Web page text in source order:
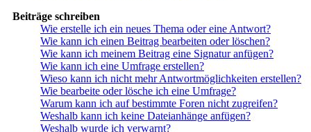
Beiträge schreiben
Wie erstelle ich ein neues Thema oder eine Antwort?
Wie kann ich einen Beitrag bearbeiten oder löschen?
Wie kann ich meinem Beitrag eine Signatur anfügen?
Wie kann ich eine Umfrage erstellen?
Wieso kann ich nicht mehr Antwortmöglichkeiten erstellen?
Wie bearbeite oder lösche ich eine Umfrage?
Warum kann ich auf bestimmte Foren nicht zugreifen?
Weshalb kann ich keine Dateianhänge anfügen?
Weshalb wurde ich verwarnt?